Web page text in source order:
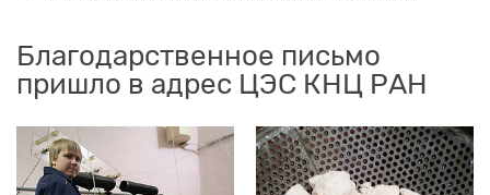
Благодарственное письмо
пришло в адрес ЦЭС КНЦ РАН